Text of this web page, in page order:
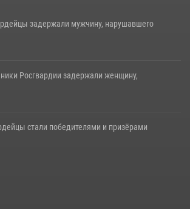
задержали мужчину, нарушавшего
Росгвардии задержали женщину,
стали победителями и призёрами